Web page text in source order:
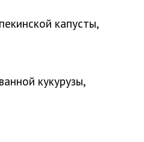
капусты,
кукурузы,